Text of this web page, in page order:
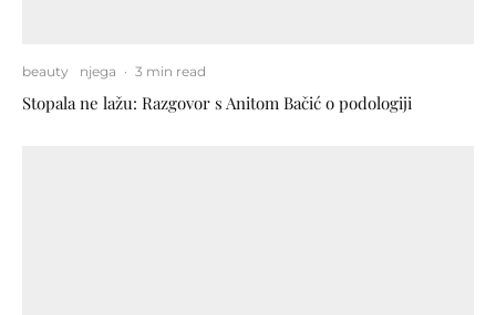
beauty njega · 3 min read
Stopala ne lažu: Razgovor s Anitom Bačić o podologiji